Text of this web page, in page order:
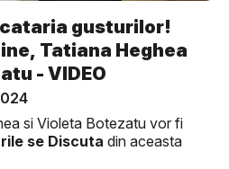
gusturilor!
Tatiana Heghea
- VIDEO
si Violeta Botezatu vor fi
se Discuta din aceasta